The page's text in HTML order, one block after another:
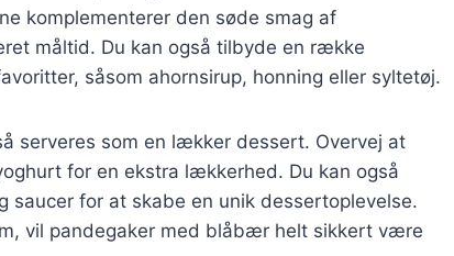
komplementerer den søde smag af
måltid. Du kan også tilbyde en række
såsom ahornsirup, honning eller syltetøj.
serveres som en lækker dessert. Overvej at
for en ekstra lækkerhed. Du kan også
saucer for at skabe en unik dessertoplevelse.
vil pandegaker med blåbær helt sikkert være